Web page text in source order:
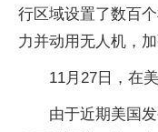
行区域设置了数百
力并动用无人机，
11月27日，在
由于近期美国